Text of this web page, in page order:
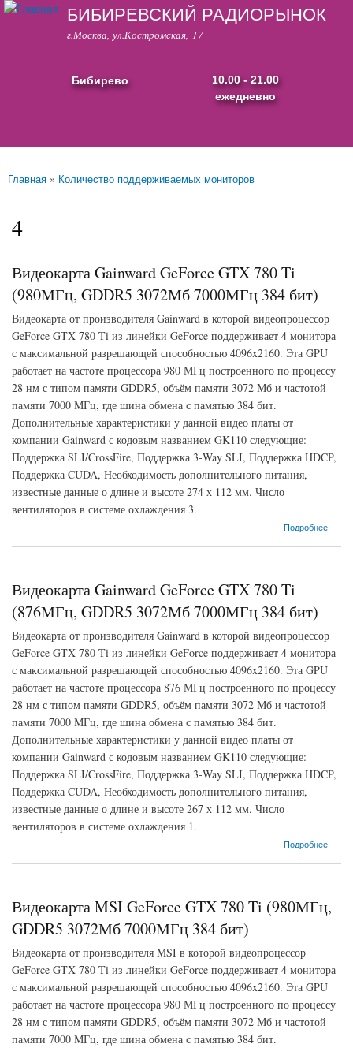
Перейти к
содержанию
БИБИРЕВСКИЙ РАДИОРЫНОК
г.Москва, ул.Костромская, 17
Бибирево
10.00 - 21.00
ежедневно
Вы здесь
Главная » Количество поддерживаемых мониторов
4
Видеокарта Gainward GeForce GTX 780 Ti
(980МГц, GDDR5 3072Мб 7000МГц 384 бит)
Видеокарта от производителя Gainward в которой видеопроцессор
GeForce GTX 780 Ti из линейки GeForce поддерживает 4 монитора
с максимальной разрешающей способностью 4096x2160. Эта GPU
работает на частоте процессора 980 МГц построенного по процессу
28 нм с типом памяти GDDR5, объём памяти 3072 Мб и частотой
памяти 7000 МГц, где шина обмена с памятью 384 бит.
Дополнительные характеристики у данной видео платы от
компании Gainward с кодовым названием GK110 следующие:
Поддержка SLI/CrossFire, Поддержка 3-Way SLI, Поддержка HDCP,
Поддержка CUDA, Необходимость дополнительного питания,
известные данные о длине и высоте 274 х 112 мм. Число
вентиляторов в системе охлаждения 3.
Подробнее
о Видеокарта Gainward GeForce GTX 780 Ti (980МГц, GDDR5 3072Мб 7000МГц 384
Видеокарта Gainward GeForce GTX 780 Ti
(876МГц, GDDR5 3072Мб 7000МГц 384 бит)
Видеокарта от производителя Gainward в которой видеопроцессор
GeForce GTX 780 Ti из линейки GeForce поддерживает 4 монитора
с максимальной разрешающей способностью 4096x2160. Эта GPU
работает на частоте процессора 876 МГц построенного по процессу
28 нм с типом памяти GDDR5, объём памяти 3072 Мб и частотой
памяти 7000 МГц, где шина обмена с памятью 384 бит.
Дополнительные характеристики у данной видео платы от
компании Gainward с кодовым названием GK110 следующие:
Поддержка SLI/CrossFire, Поддержка 3-Way SLI, Поддержка HDCP,
Поддержка CUDA, Необходимость дополнительного питания,
известные данные о длине и высоте 267 х 112 мм. Число
вентиляторов в системе охлаждения 1.
Подробнее
о Видеокарта Gainward GeForce GTX 780 Ti (876МГц, GDDR5 3072Мб 7000МГц 384
Видеокарта MSI GeForce GTX 780 Ti (980МГц,
GDDR5 3072Мб 7000МГц 384 бит)
Видеокарта от производителя MSI в которой видеопроцессор
GeForce GTX 780 Ti из линейки GeForce поддерживает 4 монитора
с максимальной разрешающей способностью 4096x2160. Эта GPU
работает на частоте процессора 980 МГц построенного по процессу
28 нм с типом памяти GDDR5, объём памяти 3072 Мб и частотой
памяти 7000 МГц, где шина обмена с памятью 384 бит.